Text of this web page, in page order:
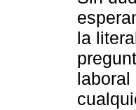
la
laboral